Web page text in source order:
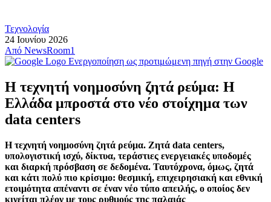
Τεχνολογία
24 Ιουνίου 2026
Από NewsRoom1
Ενεργοποίηση ως προτιμώμενη πηγή στην Google
Η τεχνητή νοημοσύνη ζητά ρεύμα: Η
Ελλάδα μπροστά στο νέο στοίχημα των
data centers
Η τεχνητή νοημοσύνη ζητά ρεύμα. Ζητά data centers,
υπολογιστική ισχύ, δίκτυα, τεράστιες ενεργειακές υποδομές
και διαρκή πρόσβαση σε δεδομένα. Ταυτόχρονα, όμως, ζητά
και κάτι πολύ πιο κρίσιμο: θεσμική, επιχειρησιακή και εθνική
ετοιμότητα απέναντι σε έναν νέο τύπο απειλής, ο οποίος δεν
κινείται πλέον με τους ρυθμούς της παλαιάς